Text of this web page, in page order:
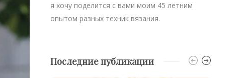
я хочу поделится с вами моим 45 летним
опытом разных техник вязания.
Последние публикации